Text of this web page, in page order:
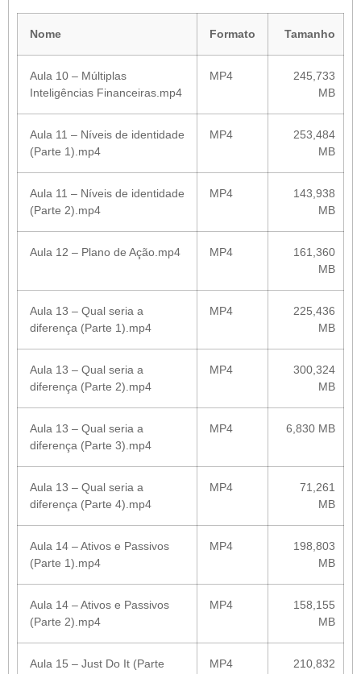
Nome Formato Tamanho
Aula 10 – Múltiplas
Inteligências Financeiras.mp4
MP4
245,733
MB
Aula 11 – Níveis de identidade
(Parte 1).mp4
MP4
253,484
MB
Aula 11 – Níveis de identidade
(Parte 2).mp4
MP4
143,938
MB
Aula 12 – Plano de Ação.mp4 MP4
161,360
MB
Aula 13 – Qual seria a
diferença (Parte 1).mp4
MP4
225,436
MB
Aula 13 – Qual seria a
diferença (Parte 2).mp4
MP4
300,324
MB
Aula 13 – Qual seria a
diferença (Parte 3).mp4
MP4 6,830 MB
Aula 13 – Qual seria a
diferença (Parte 4).mp4
MP4
71,261
MB
Aula 14 – Ativos e Passivos
(Parte 1).mp4
MP4
198,803
MB
Aula 14 – Ativos e Passivos
(Parte 2).mp4
MP4
158,155
MB
Aula 15 – Just Do It (Parte
MP4
210,832